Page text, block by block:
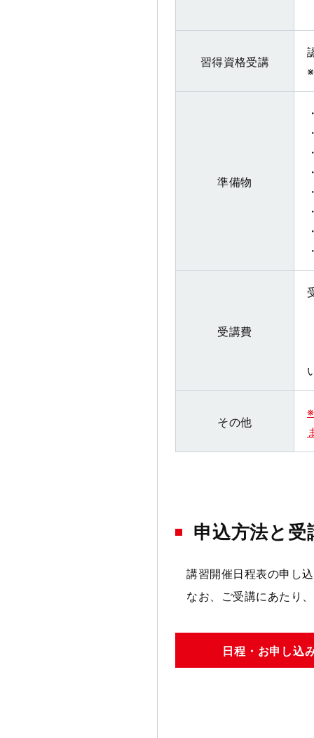
習得資格受講
準備物
受講費
その他
申込方法と
講習開催日程表の申し
なお、ご受講にあたり
日程・お申し込